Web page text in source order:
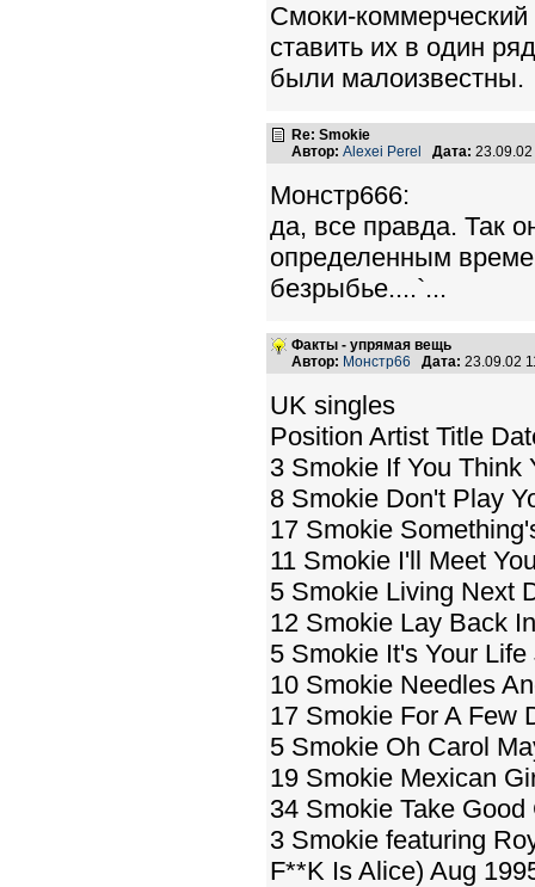
Смоки-
ставить их в один
были малоизвестны.
Re: Smokie
Автор: Alexei Perel Дата:
Монстр666:
да, все правда. Так
определенным
безрыбье....`...
Факты - упрямая вещь
Автор: Монстр66 Дата: 23.09.02
UK singles
Position Artist Title
3 Smokie If You Think
8 Smokie Don't Play
17 Smokie
11 Smokie I'll Meet
5 Smokie Living Next
12 Smokie Lay Back
5 Smokie It's Your Life
10 Smokie Needles
17 Smokie For A Few
5 Smokie Oh Carol
19 Smokie Mexican
34 Smokie Take
3 Smokie featuring
F**K Is Alice) Aug